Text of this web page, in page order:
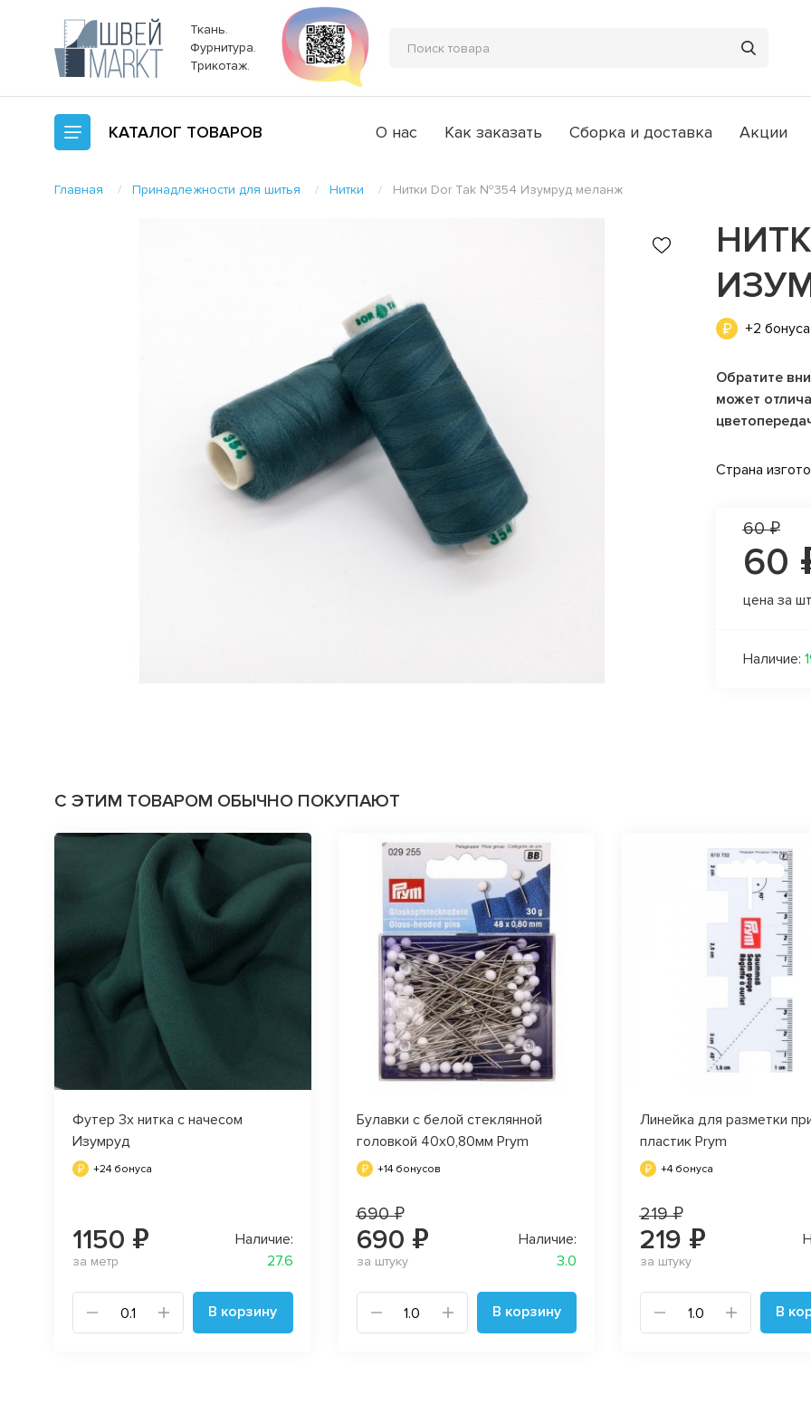
Ткань.
Фурнитура.
Трикотаж.
КАТАЛОГ ТОВАРОВ О нас Как заказать Сборка и доставка Акции
Главная Принадлежности для шитья Нитки Нитки Dor Tak №354 Изумруд меланж
+2 бонуса
Обратите
может
Страна
60 ₽
60
цена за
Наличие:
С ЭТИМ ТОВАРОМ ОБЫЧНО ПОКУПАЮТ
Футер 3х нитка с начесом
Изумруд
+24 бонуса
1150 ₽
за метр
Наличие:
27.6
В корзину
Булавки с белой стеклянной
головкой 40х0,80мм Prym
+14 бонусов
690 ₽
690 ₽
за штуку
Наличие:
3.0
В корзину
Линейка для разметки
пластик Prym
+4 бонуса
219 ₽
219 ₽
за штуку
В